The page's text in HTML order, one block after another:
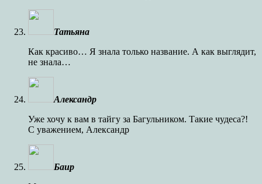
Татьяна
Как красиво… Я знала только название. А как выглядит,
не знала…
Александр
Уже хочу к вам в тайгу за Багульником. Такие чудеса?!
С уважением, Александр
Баир